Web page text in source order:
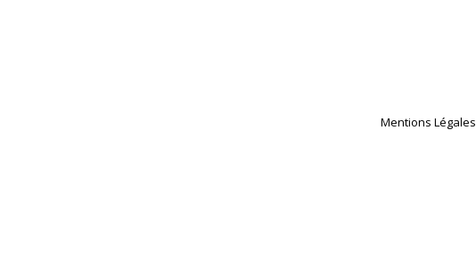
Mentions Légales